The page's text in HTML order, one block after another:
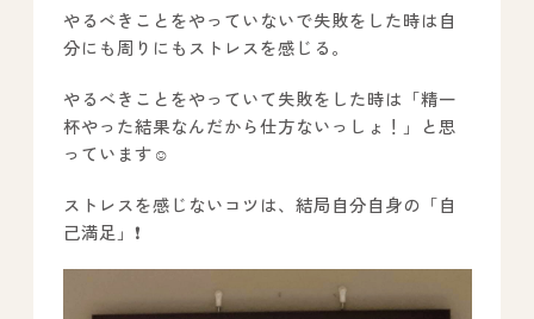
やるべきことをやっていないで失敗をした時は自
分にも周りにもストレスを感じる。
やるべきことをやっていて失敗をした時は「精一
杯やった結果なんだから仕方ないっしょ！」と思
っています☺️
ストレスを感じないコツは、結局自分自身の「自
己満足」❗